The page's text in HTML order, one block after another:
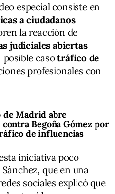
especial consiste en
a ciudadanos
la reacción de
judiciales abiertas
posible casotráfico de
profesionales con
de Madrid abre
Begoña Gómez por
de influencias
iniciativa poco
que en una
sociales explicó que